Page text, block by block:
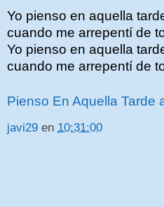
Yo pienso en aquella
cuando me arrepentí de
Yo pienso en aquella
cuando me arrepentí de
Pienso En Aquella Tarde
javi29 en 10:31:00